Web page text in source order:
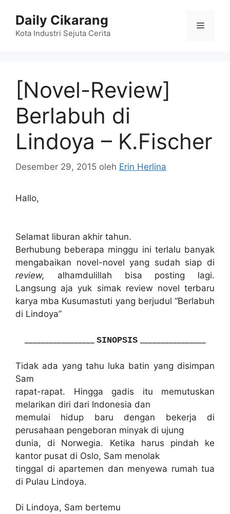
Daily Cikarang
Kota Industri Sejuta Cerita
Menu
[Novel-Review]
Berlabuh di
Lindoya – K.Fischer
Desember 29, 2015 oleh Erin Herlina
Hallo,
Selamat liburan akhir tahun.
Berhubung beberapa minggu ini terlalu banyak
mengabaikan novel-novel yang sudah siap di
review, alhamdulillah bisa posting lagi.
Langsung aja yuk simak review novel terbaru
karya mba Kusumastuti yang berjudul “Berlabuh
di Lindoya”
SINOPSIS________________
Tidak ada yang tahu luka batin yang disimpan
Sam
rapat-rapat. Hingga gadis itu memutuskan
melarikan diri dari Indonesia dan
memulai hidup baru dengan bekerja di
perusahaan pengeboran minyak di ujung
dunia, di Norwegia. Ketika harus pindah ke
kantor pusat di Oslo, Sam menolak
tinggal di apartemen dan menyewa rumah tua
di Pulau Lindoya.
Di Lindoya, Sam bertemu